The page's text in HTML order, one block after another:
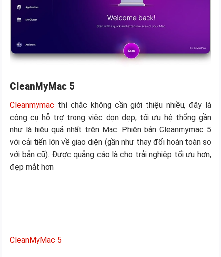
CleanMyMac 5
Cleanmymac thì chắc không cần giới thiệu nhiều, đây là
công cụ hỗ trợ trong việc dọn dẹp, tối ưu hệ thống gần
như là hiệu quả nhất trên Mac. Phiên bản Cleanmymac 5
với cải tiến lớn về giao diện (gần như thay đổi hoàn toàn so
với bản cũ). Được quảng cáo là cho trải nghiệp tối ưu hơn,
đẹp mắt hơn
CleanMyMac 5